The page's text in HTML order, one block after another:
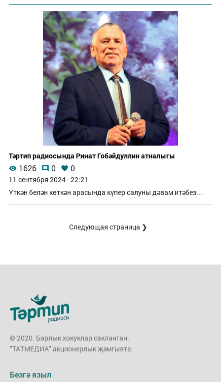
Тәртип радиосында Ринат Гобәйдуллин атналыгы
1626 0 0
11 сентября 2024 - 22:21
Үткән белән көткән арасында күпер салуны дәвам итәбез...
Следующая страница ❯
© 2020. Барлык хокуклар сакланган.
"ТАТМЕДИА" акционерлык җәмгыяте.
Безгә языл